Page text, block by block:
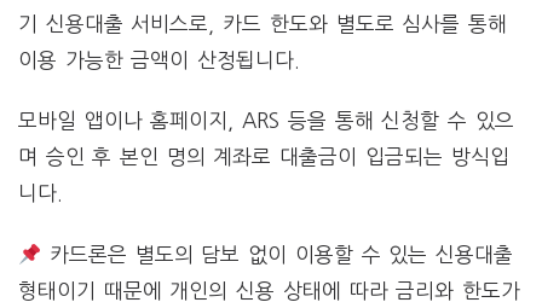
기 신용대출 서비스로, 카드 한도와 별도로 심사를 통해
이용 가능한 금액이 산정됩니다.
모바일 앱이나 홈페이지, ARS 등을 통해 신청할 수 있으
며 승인 후 본인 명의 계좌로 대출금이 입금되는 방식입
니다.
카드론은 별도의 담보 없이 이용할 수 있는 신용대출
형태이기 때문에 개인의 신용 상태에 따라 금리와 한도가